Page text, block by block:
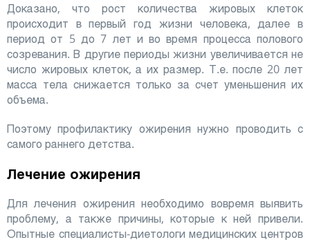
Доказано, что рост количества жировых клеток
происходит в первый год жизни человека, далее в
период от 5 до 7 лет и во время процесса полового
созревания. В другие периоды жизни увеличивается не
число жировых клеток, а их размер. Т.е. после 20 лет
масса тела снижается только за счет уменьшения их
объема.
Поэтому профилактику ожирения нужно проводить с
самого раннего детства.
Лечение ожирения
Для лечения ожирения необходимо вовремя выявить
проблему, а также причины, которые к ней привели.
Опытные специалисты-диетологи медицинских центров